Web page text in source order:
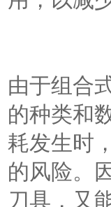
由于组合
的种类和
耗发生时
的风险。
刀具，又